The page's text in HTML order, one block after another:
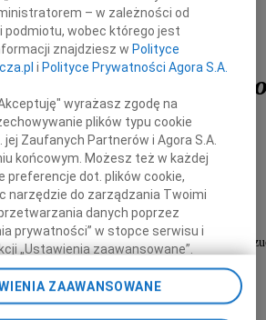
doc. dr hab. n. med.
Marka
Pozostanie w naszej pamięci
jako wspaniały Człowiek i wybitny lekarz.
Szczere kondolencje i wyrazy głębokiego
Rodzinie Zmarłego
– w zależności od
podmiotu, wobec którego jest
znajdziesz w Polityce
i Polityce Prywatności Agora S.A.
wyrażasz zgodę na
plików typu cookie
jej Zaufanych Partnerów i Agora S.A.
końcowym. Możesz też w każdej
preferencje dot. plików cookie,
narzędzie do zarządzania Twoimi
danych poprzez
prywatności” w stopce serwisu i
„Ustawienia zaawansowane”.
cookie możliwa jest także za
ZAAWANSOWANE